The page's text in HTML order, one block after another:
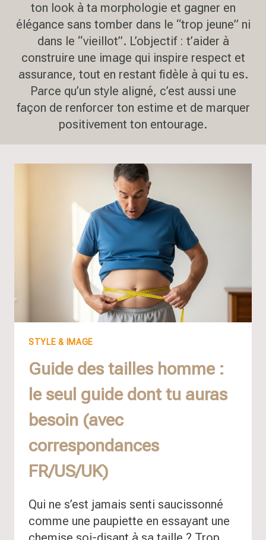
ton look à ta morphologie et gagner en
élégance sans tomber dans le “trop jeune” ni
dans le “vieillot”. L’objectif : t’aider à
construire une image qui inspire respect et
assurance, tout en restant fidèle à qui tu es.
Parce qu’un style aligné, c’est aussi une
façon de renforcer ton estime et de marquer
positivement ton entourage.
STYLE & IMAGE
Guide des tailles homme :
le seul guide dont tu auras
besoin (avec
correspondances
FR/US/UK)
Qui ne s’est jamais senti saucissonné
comme une paupiette en essayant une